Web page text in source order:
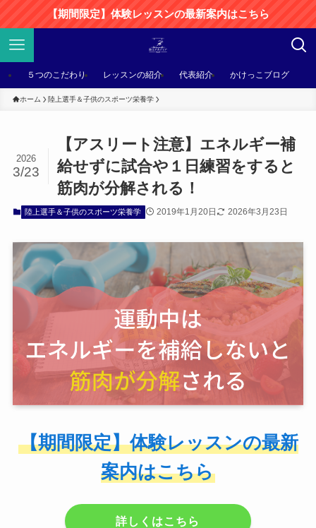
【期間限定】体験レッスンの最新案内はこちら
５つのこだわり レッスンの紹介 代表紹介 かけっこブログ
ホーム 陸上選手＆子供のスポーツ栄養学
【アスリート注意】エネルギー補
給せずに試合や１日練習をすると
筋肉が分解される！
2026
3/23
陸上選手＆子供のスポーツ栄養学 2019年1月20日 2026年3月23日
【期間限定】体験レッスンの最新
案内はこちら
詳しくはこちら